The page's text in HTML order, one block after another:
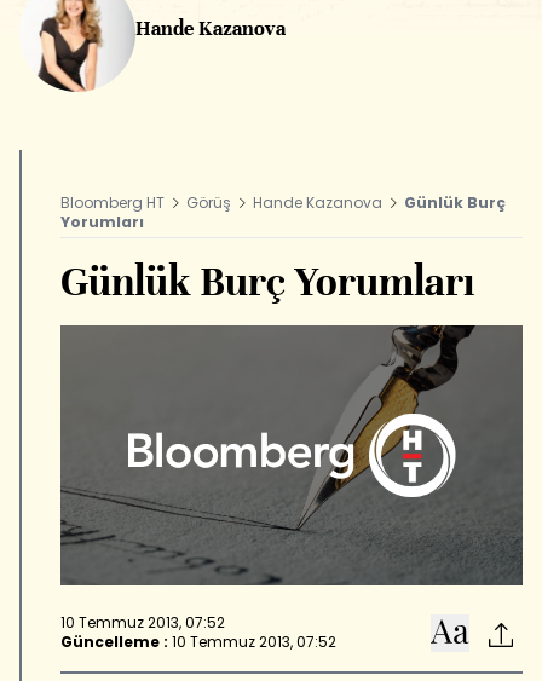
Hande Kazanova
Bloomberg HT Görüş Hande Kazanova
Günlük Burç
Yorumları
Günlük Burç Yorumları
10 Temmuz 2013, 07:52
Güncelleme : 10 Temmuz 2013, 07:52